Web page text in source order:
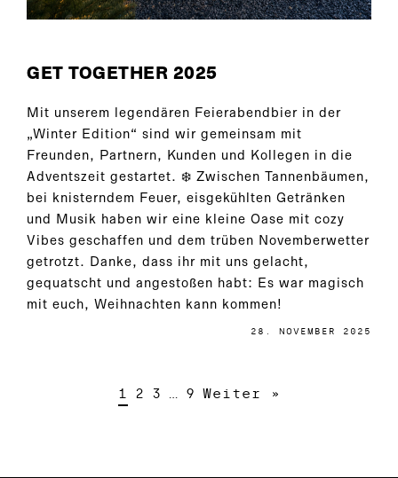
GET TOGETHER 2025
Mit unserem legendären Feierabendbier in der
„Winter Edition“ sind wir gemeinsam mit
Freunden, Partnern, Kunden und Kollegen in die
Adventszeit gestartet. ❄️ Zwischen Tannenbäumen,
bei knisterndem Feuer, eisgekühlten Getränken
und Musik haben wir eine kleine Oase mit cozy
Vibes geschaffen und dem trüben Novemberwetter
getrotzt. Danke, dass ihr mit uns gelacht,
gequatscht und angestoßen habt: Es war magisch
mit euch, Weihnachten kann kommen!
28. NOVEMBER 2025
1 2 3 9 Weiter »